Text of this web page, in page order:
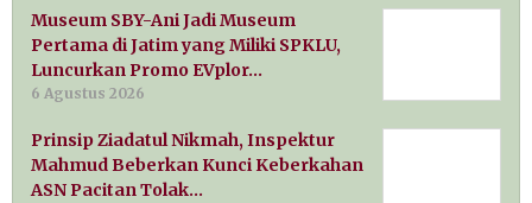
Museum SBY-Ani Jadi Museum
Pertama di Jatim yang Miliki SPKLU,
Luncurkan Promo EVplor…
6 Agustus 2026
Prinsip Ziadatul Nikmah, Inspektur
Mahmud Beberkan Kunci Keberkahan
ASN Pacitan Tolak…